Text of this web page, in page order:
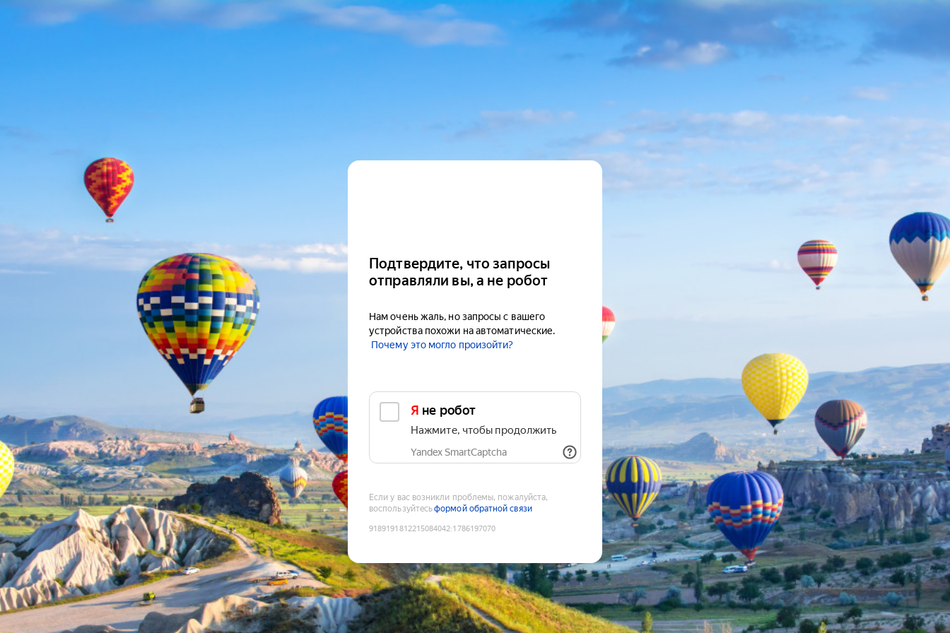
Подтвердите, что запросы
отправляли вы, а не робот
Нам очень жаль, но запросы с вашего
устройства похожи на автоматические.
Почему это могло произойти?
Я не робот
Нажмите, чтобы продолжить
Yandex SmartCaptcha
Если у вас возникли проблемы, пожалуйста,
воспользуйтесьформой обратной связи
9189191812215084042:1786197070